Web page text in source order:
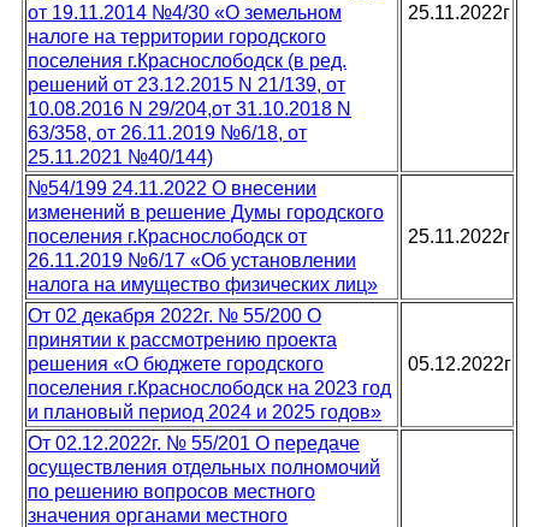
от 19.11.2014 №4/30 «О земельном
налоге на территории городского
поселения г.Краснослободск (в ред.
решений от 23.12.2015 N 21/139, от
10.08.2016 N 29/204,от 31.10.2018 N
63/358, от 26.11.2019 №6/18, от
25.11.2021 №40/144)
25.11.2022г
№54/199 24.11.2022 О внесении
изменений в решение Думы городского
поселения г.Краснослободск от
26.11.2019 №6/17 «Об установлении
налога на имущество физических лиц»
25.11.2022г
От 02 декабря 2022г. № 55/200 О
принятии к рассмотрению проекта
решения «О бюджете городского
поселения г.Краснослободск на 2023 год
и плановый период 2024 и 2025 годов»
05.12.2022г
От 02.12.2022г. № 55/201 О передаче
осуществления отдельных полномочий
по решению вопросов местного
значения органами местного